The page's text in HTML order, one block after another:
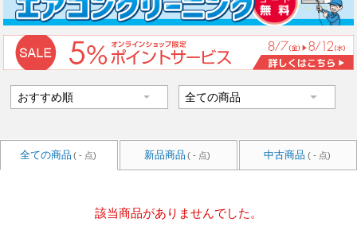
全ての商品 ( - 点) 新品商品 ( - 点) 中古商品 ( - 点)
該当商品がありませんでした。